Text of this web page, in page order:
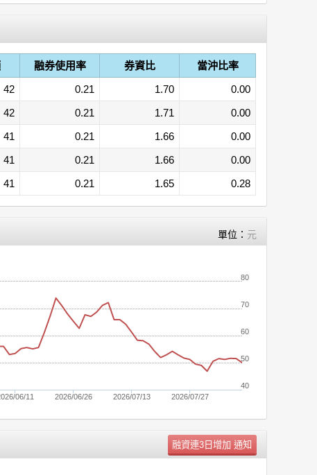
融券使用率 券資比
當沖比率
42 0.21 1.70
0.00
42 0.21 1.71
0.00
41 0.21 1.66
0.00
41 0.21 1.66
0.00
41 0.21 1.65 0.28
單位： 元
06/11 2026/06/26 2026/07/13 2026/07/27
40
50
60
70
80
單位：張